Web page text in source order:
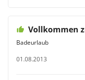
Vollkommen
Badeurlaub
01.08.2013